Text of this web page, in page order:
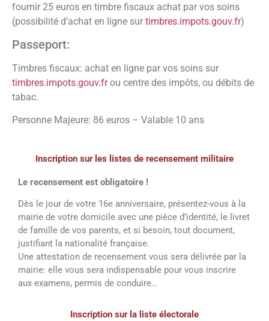
fournir 25 euros en timbre fiscaux achat par vos soins
(possibilité d’achat en ligne sur timbres.impots.gouv.fr)
Passeport:
Timbres fiscaux: achat en ligne par vos soins sur
timbres.impots.gouv.frou centre des impôts, ou débits de
tabac.
Personne Majeure: 86 euros – Valable 10 ans
Inscription sur les listes de recensement militaire
Le recensement est obligatoire !
Dès le jour de votre 16e anniversaire, présentez-vous à la
mairie de votre domicile avec une pièce d’identité, le livret
de famille de vos parents, et si besoin, tout document,
justifiant la nationalité française.
Une attestation de recensement vous sera délivrée par la
mairie: elle vous sera indispensable pour vous inscrire
aux examens, permis de conduire…
Inscription sur la liste électorale